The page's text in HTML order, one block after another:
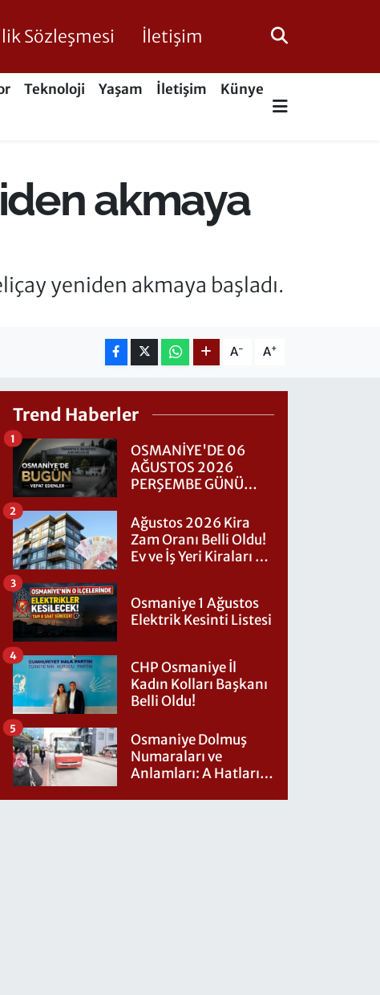
Sözleşmesi İletişim
Teknoloji Yaşam İletişim
Künye
akmaya
yeniden akmaya başladı.
A- A+
Trend Haberler
OSMANİYE'DE 06
AĞUSTOS 2026
PERŞEMBE GÜNÜ
1
Ağustos 2026 Kira
Zam Oranı Belli Oldu!
Ev ve İş Yeri Kiraları Ne
2
Osmaniye 1 Ağustos
Elektrik Kesinti Listesi
3
CHP Osmaniye İl
Kadın Kolları Başkanı
Belli Oldu!
4
Osmaniye Dolmuş
Numaraları ve
Anlamları: A Hatları
5